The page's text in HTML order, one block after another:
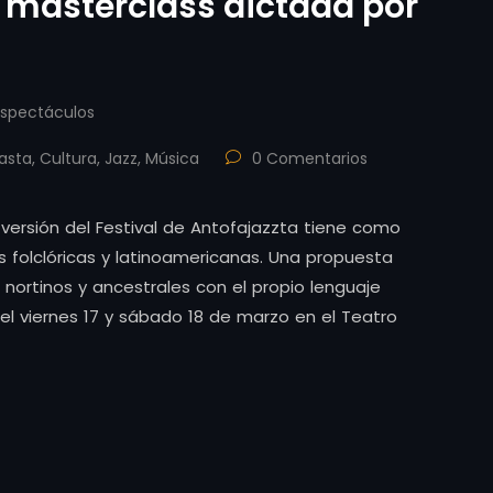
, Cultura, Jazz, Música 0 Comentarios
del Festival de Antofajazzta tiene como
y latinoamericanas. Una propuesta
y ancestrales con el propio lenguaje
viernes 17 y sábado 18 de marzo en el Teatro